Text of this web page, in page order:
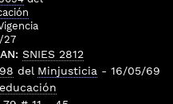
27
SNIES 2812
del Minjusticia - 16/05/69